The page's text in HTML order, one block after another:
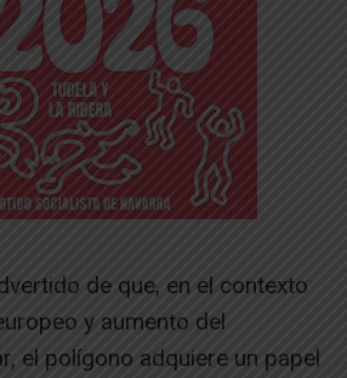
de que, en el contexto
y aumento del
el polígono adquiere un papel